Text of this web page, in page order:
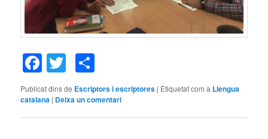
Facebook
Twitter
Publicat dins de Escriptors i escriptores | Etiquetat com a Llengua
catalana | Deixa un comentari